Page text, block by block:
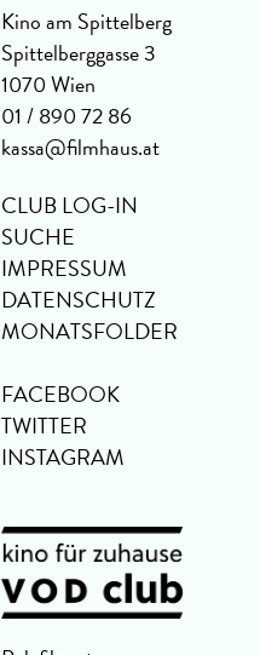
Kino am Spittelberg
Spittelberggasse 3
1070 Wien
01 / 890 72 86
kassa@filmhaus.at
CLUB LOG-IN
SUCHE
IMPRESSUM
DATENSCHUTZ
MONATSFOLDER
FACEBOOK
TWITTER
INSTAGRAM